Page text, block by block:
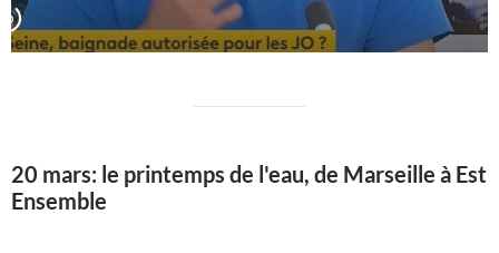
20 mars: le printemps de l'eau, de Marseille à Est
Ensemble